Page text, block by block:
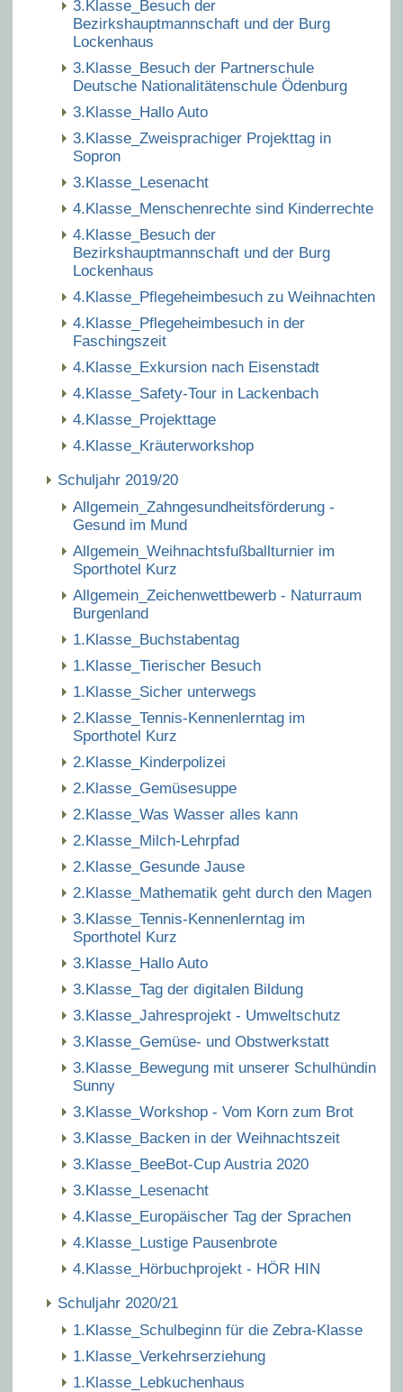
3.Klasse_Besuch der
Bezirkshauptmannschaft und der Burg
Lockenhaus
3.Klasse_Besuch der Partnerschule
Deutsche Nationalitätenschule Ödenburg
3.Klasse_Hallo Auto
3.Klasse_Zweisprachiger Projekttag in
Sopron
3.Klasse_Lesenacht
4.Klasse_Menschenrechte sind Kinderrechte
4.Klasse_Besuch der
Bezirkshauptmannschaft und der Burg
Lockenhaus
4.Klasse_Pflegeheimbesuch zu Weihnachten
4.Klasse_Pflegeheimbesuch in der
Faschingszeit
4.Klasse_Exkursion nach Eisenstadt
4.Klasse_Safety-Tour in Lackenbach
4.Klasse_Projekttage
4.Klasse_Kräuterworkshop
Schuljahr 2019/20
Allgemein_Zahngesundheitsförderung -
Gesund im Mund
Allgemein_Weihnachtsfußballturnier im
Sporthotel Kurz
Allgemein_Zeichenwettbewerb - Naturraum
Burgenland
1.Klasse_Buchstabentag
1.Klasse_Tierischer Besuch
1.Klasse_Sicher unterwegs
2.Klasse_Tennis-Kennenlerntag im
Sporthotel Kurz
2.Klasse_Kinderpolizei
2.Klasse_Gemüsesuppe
2.Klasse_Was Wasser alles kann
2.Klasse_Milch-Lehrpfad
2.Klasse_Gesunde Jause
2.Klasse_Mathematik geht durch den Magen
3.Klasse_Tennis-Kennenlerntag im
Sporthotel Kurz
3.Klasse_Hallo Auto
3.Klasse_Tag der digitalen Bildung
3.Klasse_Jahresprojekt - Umweltschutz
3.Klasse_Gemüse- und Obstwerkstatt
3.Klasse_Bewegung mit unserer Schulhündin
Sunny
3.Klasse_Workshop - Vom Korn zum Brot
3.Klasse_Backen in der Weihnachtszeit
3.Klasse_BeeBot-Cup Austria 2020
3.Klasse_Lesenacht
4.Klasse_Europäischer Tag der Sprachen
4.Klasse_Lustige Pausenbrote
4.Klasse_Hörbuchprojekt - HÖR HIN
Schuljahr 2020/21
1.Klasse_Schulbeginn für die Zebra-Klasse
1.Klasse_Verkehrserziehung
1.Klasse_Lebkuchenhaus